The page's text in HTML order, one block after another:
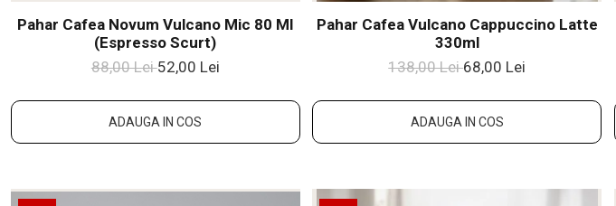
Pahar Cafea Novum Vulcano Mic 80 Ml
(espresso Scurt)
88,00 Lei52,00 Lei
ADAUGA IN COS
Pahar Cafea Vulcano Cappuccino Latte
330ml
138,00 Lei68,00 Lei
ADAUGA IN COS